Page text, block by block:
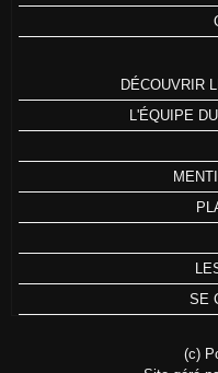
DÉCOUVRIR
L'ÉQUIPE
SE
(c)